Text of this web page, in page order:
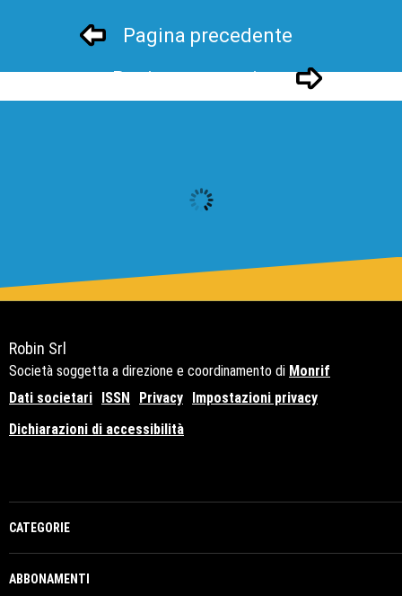
Pagina precedente
Pagina successivo
Robin Srl
Società soggetta a direzione e coordinamento di Monrif
Dati societari ISSN Privacy Impostazioni privacy
Dichiarazioni di accessibilità
CATEGORIE
ABBONAMENTI